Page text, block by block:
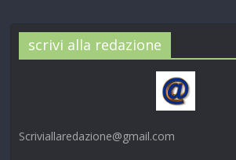
scrivi alla redazione
Scriviallaredazione@gmail.com